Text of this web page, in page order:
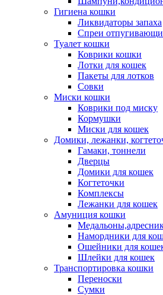
Гигиена кошки
Ликвидаторы запаха
Спреи
Туалет кошки
Коврики кошки
Лотки для кошек
Пакеты для лотков
Совки
Миски кошки
Коврики под миску
Кормушки
Миски для кошек
Домики, лежанки,
Гамаки, тоннели
Дверцы
Домики для кошек
Когтеточки
Комплексы
Лежанки для кошек
Амуниция кошки
Намордники для
Ошейники для
Шлейки для кошек
Транспортировка кошки
Переноски
Сумки